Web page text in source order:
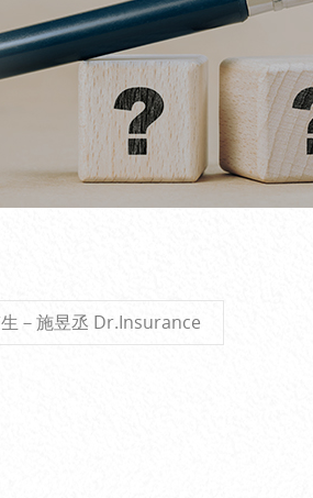
－施昱丞 Dr.Insurance